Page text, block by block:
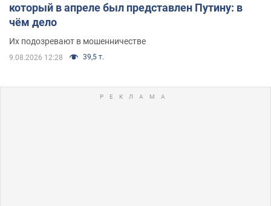
который в апреле был представлен Путину: в
чём дело
Их подозревают в мошенничестве
9.08.2026 12:28 39,5 т.